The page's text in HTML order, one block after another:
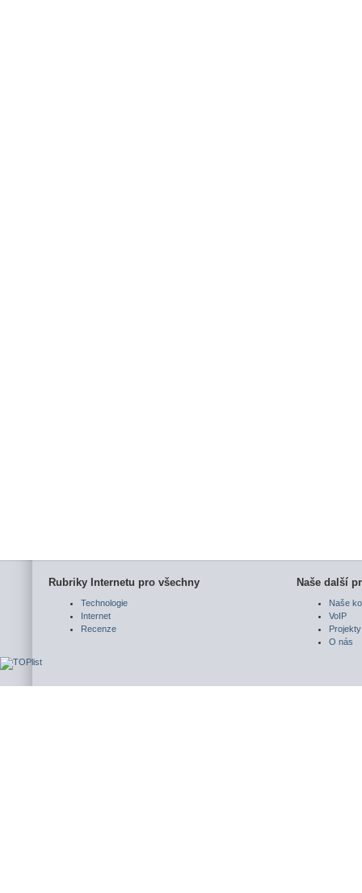
Rubriky Internetu pro všechny
Technologie
Internet
Recenze
Naše další
Naše
VoIP
Projekty
O nás